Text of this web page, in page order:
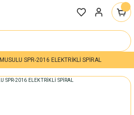
MUSULU SPR-2016 ELEKTRİKLİ SPİRAL